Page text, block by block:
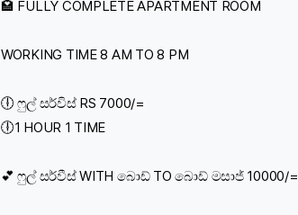
🏩 FULLY COMPLETE APARTMENT ROOM
WORKING TIME 8 AM TO 8 PM
🕕 ෆුල් සර්විස් RS 7000/=
🕕1 HOUR 1 TIME
💕 ෆුල් සර්වීස් WITH බොඩ් TO බොඩ් මසාජ් 10000/=